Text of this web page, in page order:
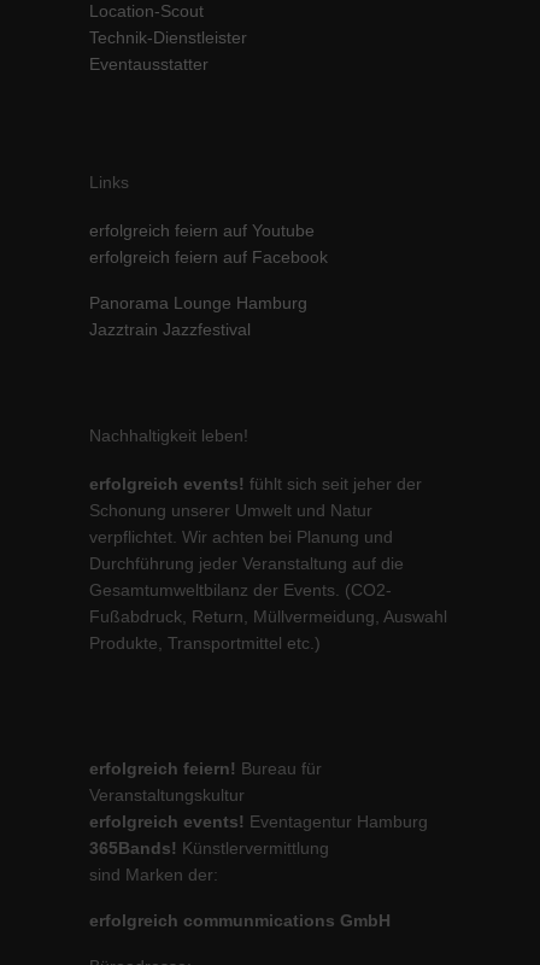
Location-Scout
Technik-Dienstleister
Eventausstatter
Links
erfolgreich feiern auf Youtube
erfolgreich feiern auf Facebook
Panorama Lounge Hamburg
Jazztrain Jazzfestival
Nachhaltigkeit leben!
erfolgreich events! fühlt sich seit jeher der
Schonung unserer Umwelt und Natur
verpflichtet. Wir achten bei Planung und
Durchführung jeder Veranstaltung auf die
Gesamtumweltbilanz der Events. (CO2-
Fußabdruck, Return, Müllvermeidung, Auswahl
Produkte, Transportmittel etc.)
erfolgreich feiern! Bureau für
Veranstaltungskultur
erfolgreich events! Eventagentur Hamburg
365Bands! Künstlervermittlung
sind Marken der:
erfolgreich communmications GmbH